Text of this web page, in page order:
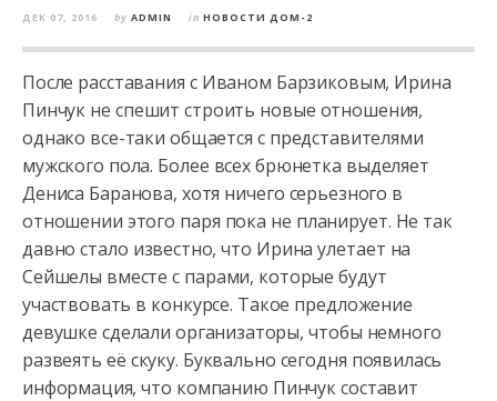
ДЕК 07, 2016 by ADMIN in НОВОСТИ ДОМ-2
После расставания с Иваном Барзиковым, Ирина
Пинчук не спешит строить новые отношения,
однако все-таки общается с представителями
мужского пола. Более всех брюнетка выделяет
Дениса Баранова, хотя ничего серьезного в
отношении этого паря пока не планирует. Не так
давно стало известно, что Ирина улетает на
Сейшелы вместе с парами, которые будут
участвовать в конкурсе. Такое предложение
девушке сделали организаторы, чтобы немного
развеять её скуку. Буквально сегодня появилась
информация, что компанию Пинчук составит